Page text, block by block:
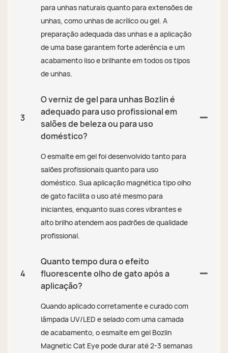
para unhas naturais quanto para extensões de
unhas, como unhas de acrílico ou gel. A
preparação adequada das unhas e a aplicação
de uma base garantem forte aderência e um
acabamento liso e brilhante em todos os tipos
de unhas.
3
O verniz de gel para unhas Bozlin é
adequado para uso profissional em
salões de beleza ou para uso
doméstico?
O esmalte em gel foi desenvolvido tanto para
salões profissionais quanto para uso
doméstico. Sua aplicação magnética tipo olho
de gato facilita o uso até mesmo para
iniciantes, enquanto suas cores vibrantes e
alto brilho atendem aos padrões de qualidade
profissional.
4
Quanto tempo dura o efeito
fluorescente olho de gato após a
aplicação?
Quando aplicado corretamente e curado com
lâmpada UV/LED e selado com uma camada
de acabamento, o esmalte em gel Bozlin
Magnetic Cat Eye pode durar até 2-3 semanas